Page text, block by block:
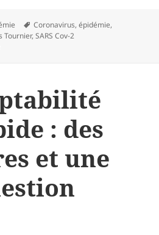
Mots-
clés
Coronavirus,épidémie,
Tournier,SARS Cov-2
: des
et une